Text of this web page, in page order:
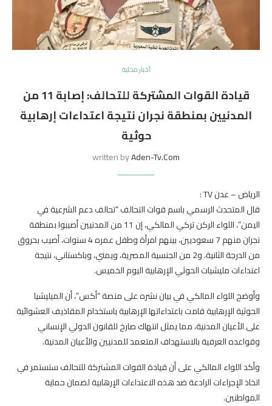
أخبار محلية
قيادة القوات المشتركة للتحالف: إصابة 11 من
المدنيين بمنطقة نجران نتيجة اعتداءات إرهابية
حوثية
written byAden-Tv.com
الرياض – عدن TV :
قال المتحدث الرسمي باسم قوات التحالف “تحالف دعم الشرعية في
اليمن”، اللواء الركن تركي المالكي، إن 11 من المدنيين أصيبوا بمنطقة
نجران منهم 7 سعوديين، بينهم امرأة وطفل عمره 4 سنوات، أصيب بحروق
من الدرجة الثانية، و2 من الجنسية المصرية، ويمني، وباكستاني، نتيجة
اعتداءات مليشيات الحوثي الإرهابية اليوم الخميس.
وأوضح اللواء المالكي في بيان نشره على منصة “أكس”، أن الميليشيا
الحوثية الإرهابية قامت باعتداءاتها الإرهابية باستخدام المقاذيف العشوائية
على الأعيان المدنية، مما يمثل انتهاك صارخ للقانون الدولي الإنساني
وقواعده العرفية بالاستهداف المتعمد للمدنيين والأعيان المدنية.
وأكد اللواء المالكي على أن قيادة القوات المشتركة للتحالف ستستمر في
اتخاذ الإجراءات الرادعة ضد هذه الاعتداءات الإرهابية لضمان حماية
المواطنين.